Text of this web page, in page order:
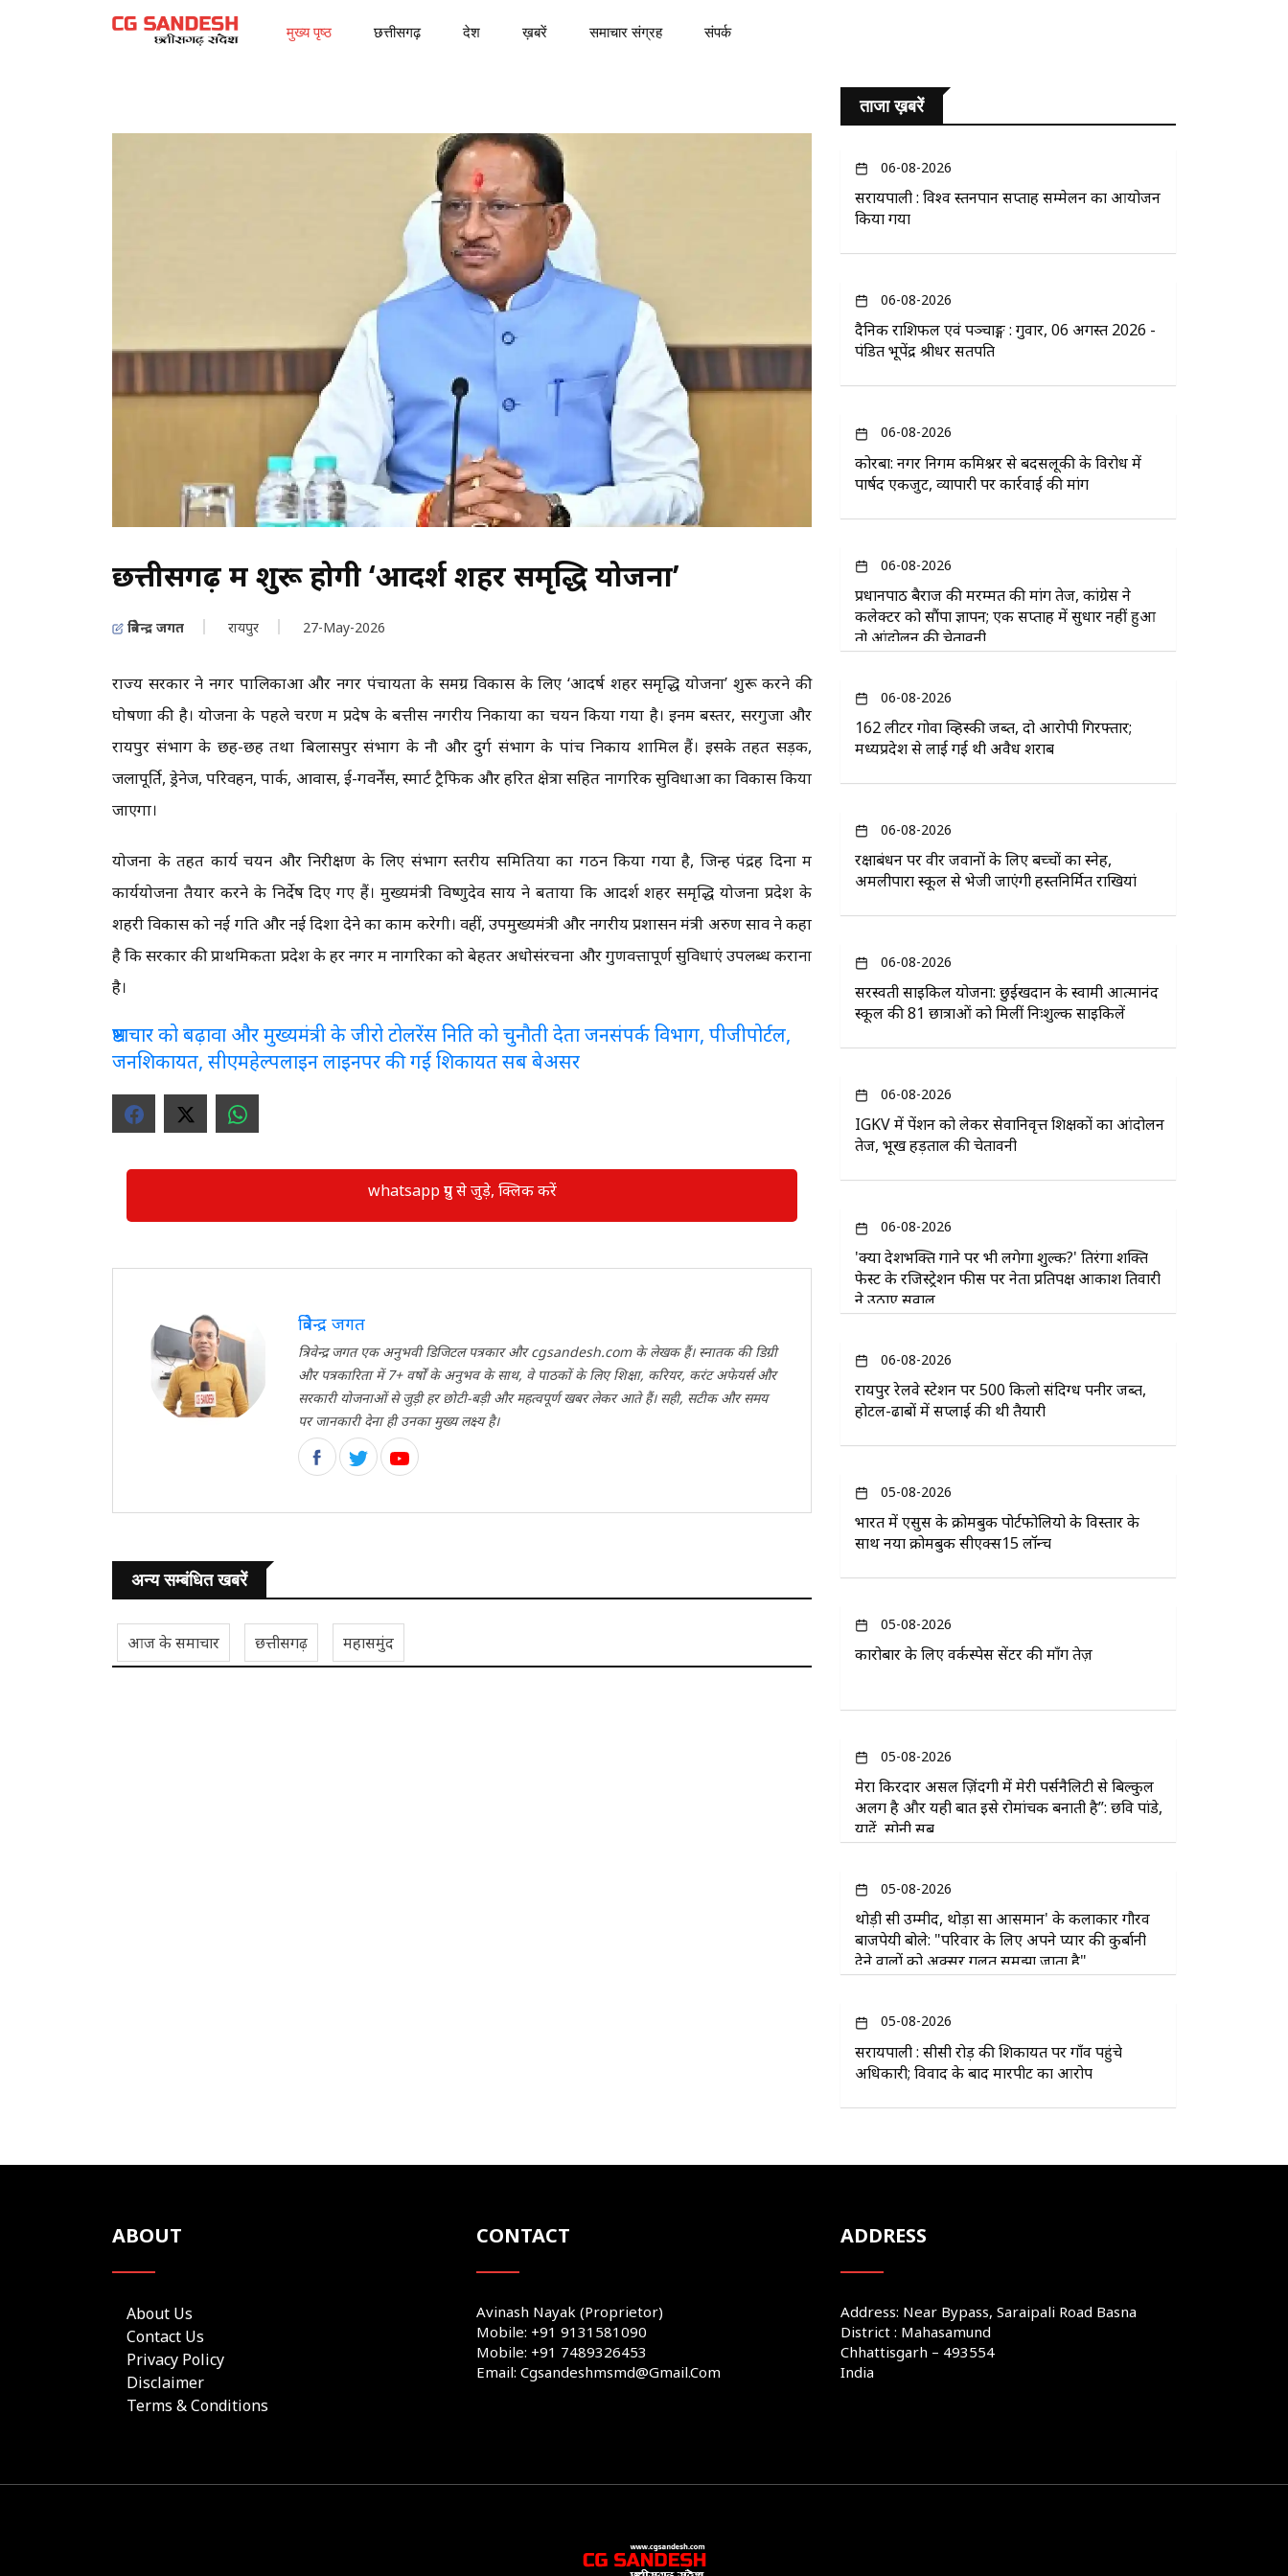
मुख्य पृष्ठ छत्तीसगढ़ देश ख़बरें समाचार संग्रह संपर्क
छत्तीसगढ़ में शुरू होगी ‘आदर्श शहर समृद्धि योजना’
त्रिवेन्द्र जगत रायपुर 27-May-2026
राज्य सरकार ने नगर पालिकाओं और नगर पंचायतों के समग्र विकास के लिए ‘आदर्ष शहर समृद्धि योजना’ शुरू करने की
घोषणा की है। योजना के पहले चरण में प्रदेष के बत्तीस नगरीय निकायों का चयन किया गया है। इनमें बस्तर, सरगुजा और
रायपुर संभाग के छह-छह तथा बिलासपुर संभाग के नौ और दुर्ग संभाग के पांच निकाय शामिल हैं। इसके तहत सड़क,
जलापूर्ति, ड्रेनेज, परिवहन, पार्क, आवास, ई-गवर्नेंस, स्मार्ट ट्रैफिक और हरित क्षेत्रों सहित नागरिक सुविधाओं का विकास किया
जाएगा।
योजना के तहत कार्य चयन और निरीक्षण के लिए संभाग स्तरीय समितियों का गठन किया गया है, जिन्हें पंद्रह दिनों में
कार्ययोजना तैयार करने के निर्देष दिए गए हैं। मुख्यमंत्री विष्णुदेव साय ने बताया कि आदर्श शहर समृद्धि योजना प्रदेश के
शहरी विकास को नई गति और नई दिशा देने का काम करेगी। वहीं, उपमुख्यमंत्री और नगरीय प्रशासन मंत्री अरुण साव ने कहा
है कि सरकार की प्राथमिकता प्रदेश के हर नगर में नागरिकों को बेहतर अधोसंरचना और गुणवत्तापूर्ण सुविधाएं उपलब्ध कराना
है।
भ्रष्टाचार को बढ़ावा और मुख्यमंत्री के जीरो टोलरेंस निति को चुनौती देता जनसंपर्क विभाग, पीजीपोर्टल,
जनशिकायत, सीएमहेल्पलाइन लाइनपर की गई शिकायत सब बेअसर
whatsapp ग्रुप से जुड़े, क्लिक करें
त्रिवेन्द्र जगत
त्रिवेन्द्र जगत एक अनुभवी डिजिटल पत्रकार और cgsandesh.com के लेखक हैं। स्नातक की डिग्री
और पत्रकारिता में 7+ वर्षों के अनुभव के साथ, वे पाठकों के लिए शिक्षा, करियर, करंट अफेयर्स और
सरकारी योजनाओं से जुड़ी हर छोटी-बड़ी और महत्वपूर्ण खबर लेकर आते हैं। सही, सटीक और समय
पर जानकारी देना ही उनका मुख्य लक्ष्य है।
अन्य सम्बंधित खबरें
आज के समाचार छत्तीसगढ़ महासमुंद
ताजा ख़बरें
06-08-2026
सरायपाली : विश्व स्तनपान सप्ताह सम्मेलन का आयोजन
किया गया
06-08-2026
दैनिक राशिफल एवं पञ्चाङ्ग : गुरुवार, 06 अगस्त 2026 -
पंडित भूपेंद्र श्रीधर सतपति
06-08-2026
कोरबा: नगर निगम कमिश्नर से बदसलूकी के विरोध में
पार्षद एकजुट, व्यापारी पर कार्रवाई की मांग
06-08-2026
प्रधानपाठ बैराज की मरम्मत की मांग तेज, कांग्रेस ने
कलेक्टर को सौंपा ज्ञापन; एक सप्ताह में सुधार नहीं हुआ
तो आंदोलन की चेतावनी
06-08-2026
162 लीटर गोवा व्हिस्की जब्त, दो आरोपी गिरफ्तार;
मध्यप्रदेश से लाई गई थी अवैध शराब
06-08-2026
रक्षाबंधन पर वीर जवानों के लिए बच्चों का स्नेह,
अमलीपारा स्कूल से भेजी जाएंगी हस्तनिर्मित राखियां
06-08-2026
सरस्वती साइकिल योजना: छुईखदान के स्वामी आत्मानंद
स्कूल की 81 छात्राओं को मिलीं निःशुल्क साइकिलें
06-08-2026
IGKV में पेंशन को लेकर सेवानिवृत्त शिक्षकों का आंदोलन
तेज, भूख हड़ताल की चेतावनी
06-08-2026
'क्या देशभक्ति गाने पर भी लगेगा शुल्क?' तिरंगा शक्ति
फेस्ट के रजिस्ट्रेशन फीस पर नेता प्रतिपक्ष आकाश तिवारी
ने उठाए सवाल
06-08-2026
रायपुर रेलवे स्टेशन पर 500 किलो संदिग्ध पनीर जब्त,
होटल-ढाबों में सप्लाई की थी तैयारी
05-08-2026
भारत में एसुस के क्रोमबुक पोर्टफोलियो के विस्तार के
साथ नया क्रोमबुक सीएक्स15 लॉन्च
05-08-2026
कारोबार के लिए वर्कस्पेस सेंटर की माँग तेज़
05-08-2026
मेरा किरदार असल ज़िंदगी में मेरी पर्सनैलिटी से बिल्कुल
अलग है और यही बात इसे रोमांचक बनाती है”: छवि पांडे,
यादें, सोनी सब
05-08-2026
थोड़ी सी उम्मीद, थोड़ा सा आसमान' के कलाकार गौरव
बाजपेयी बोले: "परिवार के लिए अपने प्यार की कुर्बानी
देने वालों को अक्सर गलत समझा जाता है"
05-08-2026
सरायपाली : सीसी रोड़ की शिकायत पर गाँव पहुंचे
अधिकारी; विवाद के बाद मारपीट का आरोप
ABOUT
About Us
Contact Us
Privacy Policy
Disclaimer
Terms & Conditions
CONTACT
Avinash Nayak (Proprietor)
Mobile: +91 9131581090
Mobile: +91 7489326453
Email: Cgsandeshmsmd@gmail.com
ADDRESS
Address: Near Bypass, Saraipali Road Basna
District : Mahasamund
Chhattisgarh – 493554
India